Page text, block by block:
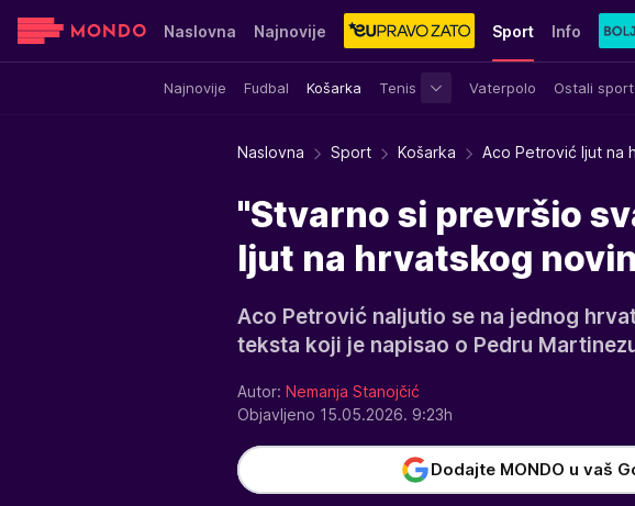
Naslovna Najnovije Sport
Najnovije Fudbal Košarka Tenis Vaterpolo Ostali
Info
Sensa Stvar ukusa Yumama
Naslovna Sport Košarka Aco Petrović ljut na
"Stvarno si prevršio
ljut na hrvatskog
Aco Petrović naljutio se na jednog
teksta koji je napisao o Pedru
Autor: Nemanja Stanojčić
Objavljeno 15.05.2026. 9:23h
Dodajte MONDO u vaš